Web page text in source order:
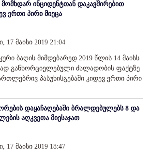
მომხდარ ინციდენტთან დაკავშირებით
ერთი პირი მიეცა
17 მაისი 2019 21:04
ბაღის მიმდებარედ 2019 წლის 14 მაისს
განხორციელებული ძალადობის ფაქტზე
პასუხისგებაში კიდევ ერთი პირი
დაყაჩაღებაში ბრალდებულებს 8 და
აღკვეთა მიესაჯათ
17 მაისი 2019 18:47